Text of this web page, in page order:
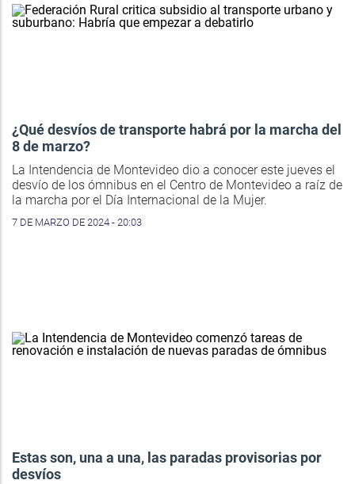
¿Qué desvíos de transporte habrá por la marcha del
8 de marzo?
La Intendencia de Montevideo dio a conocer este jueves el
desvío de los ómnibus en el Centro de Montevideo a raíz de
la marcha por el Día Internacional de la Mujer.
7 DE MARZO DE 2024 - 20:03
Estas son, una a una, las paradas provisorias por
desvíos